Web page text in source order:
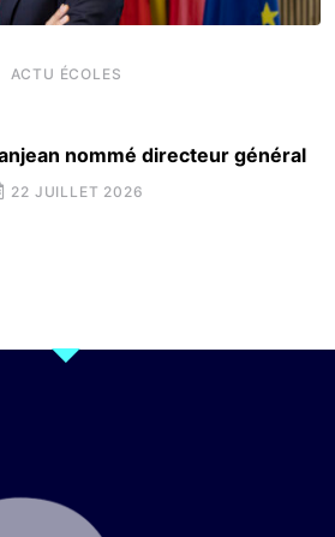
ACTU ÉCOLES
nommé directeur général
22 JUILLET 2026